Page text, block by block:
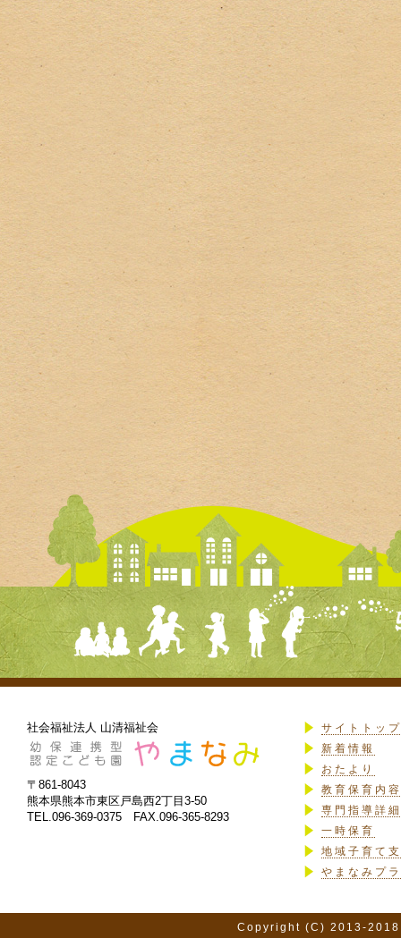
社会福祉法人 山清福祉会
〒861-8043
熊本県熊本市東区戸島西2丁目3-50
TEL.096-369-0375 FAX.096-365-8293
サイトトップ
新着情報
おたより
教育保育内
専門指導詳細
一時保育
地域子育て
やまなみプ
Copyright (C) 2013-